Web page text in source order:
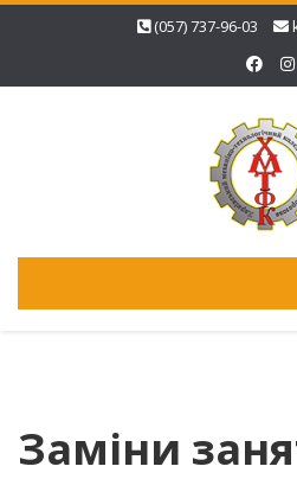
(057) 737-96-03
Заміни